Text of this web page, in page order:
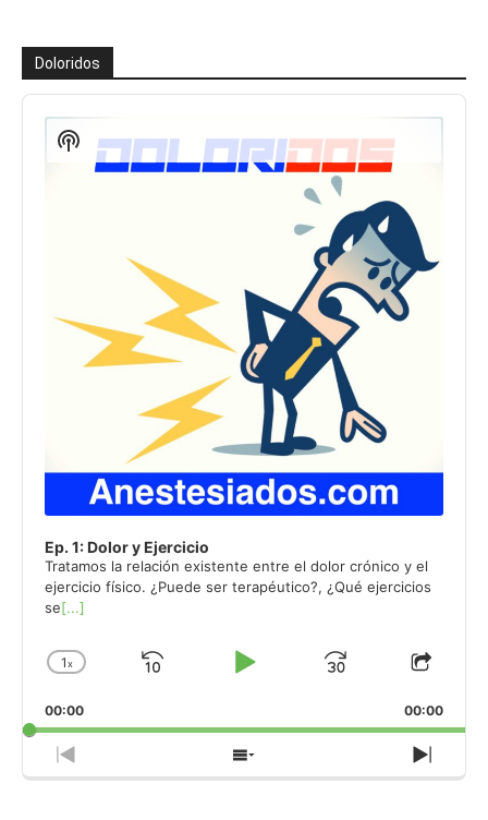
Doloridos
Reproductor
audio
Ep. 1: Dolor y Ejercicio
Tratamos la relación existente entre el dolor crónico y el
ejercicio físico. ¿Puede ser terapéutico?, ¿Qué ejercicios
se[...]
Change
Rate
1x
Skip
Play
Jump
Forward
Share
00:00 00:00
Previous
Episode
Show
Episodes
Next
Show
Podcast